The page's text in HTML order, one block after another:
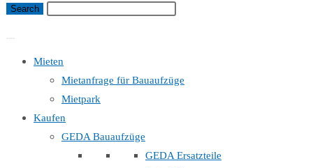
Mieten
Mietanfrage für Bauaufzüge
Mietpark
Kaufen
GEDA Bauaufzüge
GEDA Ersatzteile